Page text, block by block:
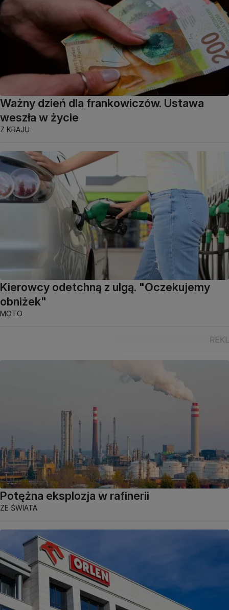
Ważny dzień dla frankowiczów. Ustawa
weszła w życie
Z KRAJU
Kierowcy odetchną z ulgą. "Oczekujemy
obniżek"
MOTO
Potężna eksplozja w rafinerii
ZE ŚWIATA